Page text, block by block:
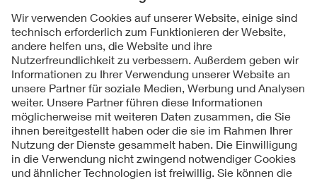
alles Gute auf ihrem weiteren Lebensweg.
Von: Alexander Bräckle
Folgen Sie uns